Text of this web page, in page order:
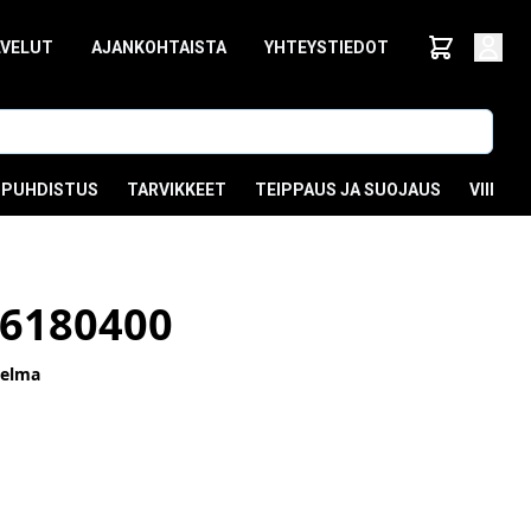
AJANKOHTAISTA YHTEYSTIEDOT
PUHDISTUS TARVIKKEET TEIPPAUS JA SUOJAUS